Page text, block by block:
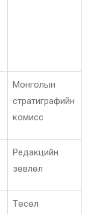
Монголын
стратиграфийн
комисс
Редакцийн
зөвлөл
Төсөл